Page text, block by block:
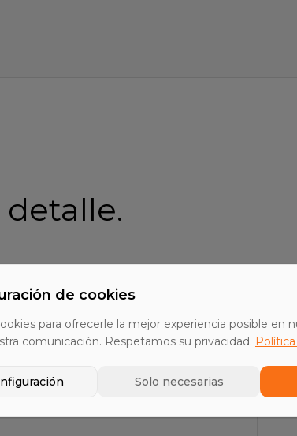
detalle.
AI SDR + outreach
de cookies
para ofrecerle la mejor experiencia posible en
comunicación. Respetamos su privacidad.
Solo necesarias